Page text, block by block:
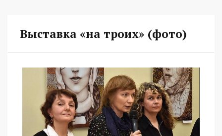
Выставка «на троих» (фото)